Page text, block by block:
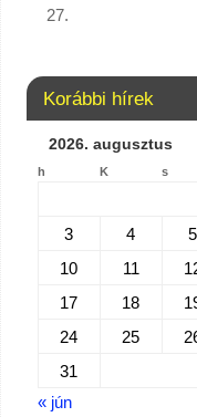
27.
Korábbi hírek
2026. augusztus
h K s
3
4 5
10
11
17
18
24
25
31
« jún